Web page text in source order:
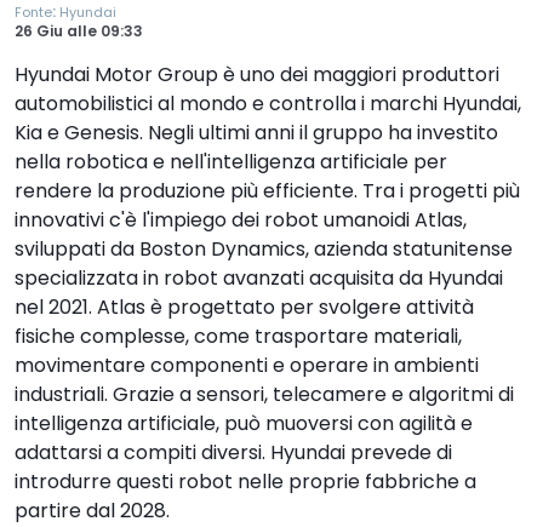
Fonte: Hyundai
26 Giu alle 09:33
Hyundai Motor Group è uno dei maggiori produttori
automobilistici al mondo e controlla i marchi Hyundai,
Kia e Genesis. Negli ultimi anni il gruppo ha investito
nella robotica e nell'intelligenza artificiale per
rendere la produzione più efficiente. Tra i progetti più
innovativi c'è l'impiego dei robot umanoidi Atlas,
sviluppati da Boston Dynamics, azienda statunitense
specializzata in robot avanzati acquisita da Hyundai
nel 2021. Atlas è progettato per svolgere attività
fisiche complesse, come trasportare materiali,
movimentare componenti e operare in ambienti
industriali. Grazie a sensori, telecamere e algoritmi di
intelligenza artificiale, può muoversi con agilità e
adattarsi a compiti diversi. Hyundai prevede di
introdurre questi robot nelle proprie fabbriche a
partire dal 2028.